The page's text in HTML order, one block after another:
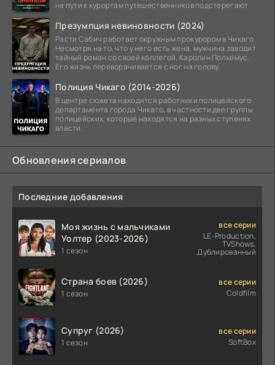
на пути к курортам путешественников подстерегают
Презумпция невиновности (2024)
Расти Сабич работает окружным прокурором в Чикаго.
Несмотря на то, что у него есть жена, мужчина заводит
тайный роман со своей коллегой, Каролин Полхемус.
Его жизнь переворачивается с ног на голову,
Полиция Чикаго (2014-2026)
В центре сюжета находятся работники полицейского
департамента города Чикаго, в частности две группы
полицейских, которые находятся на разных ступенях
власти.
Обновления сериалов
Последние добавления
Моя жизнь с мальчиками
Уолтер (2023-2026)
1 сезон
все серии
LE-Production,
TVShows,
Дублированный
Страна боев (2026)
1 сезон
все серии
Coldfilm
Супруг (2026)
1 сезон
все серии
SoftBox